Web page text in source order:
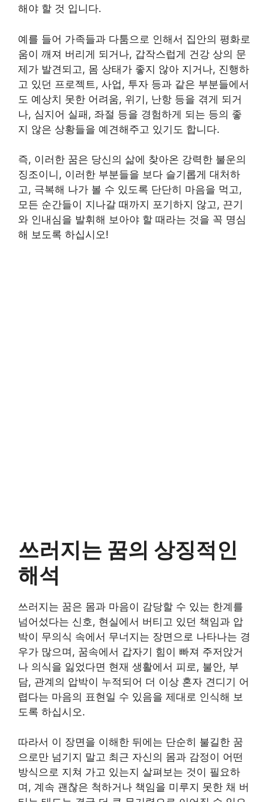
해야 할 것 입니다.
예를 들어 가족들과 다툼으로 인해서 집안의 평화로
움이 깨져 버리게 되거나, 갑작스럽게 건강 상의 문
제가 발견되고, 몸 상태가 좋지 않아 지거나, 진행하
고 있던 프로젝트, 사업, 투자 등과 같은 부분들에서
도 예상치 못한 어려움, 위기, 난항 등을 겪게 되거
나, 심지어 실패, 좌절 등을 경험하게 되는 등의 좋
지 않은 상황들을 예견해주고 있기도 합니다.
즉, 이러한 꿈은 당신의 삶에 찾아온 강력한 불운의
징조이니, 이러한 부분들을 보다 슬기롭게 대처하
고, 극복해 나가 볼 수 있도록 단단히 마음을 먹고,
모든 순간들이 지나갈 때까지 포기하지 않고, 끈기
와 인내심을 발휘해 보아야 할 때라는 것을 꼭 명심
해 보도록 하십시오!
쓰러지는 꿈의 상징적인
해석
쓰러지는 꿈은 몸과 마음이 감당할 수 있는 한계를
넘어섰다는 신호, 현실에서 버티고 있던 책임과 압
박이 무의식 속에서 무너지는 장면으로 나타나는 경
우가 많으며, 꿈속에서 갑자기 힘이 빠져 주저앉거
나 의식을 잃었다면 현재 생활에서 피로, 불안, 부
담, 관계의 압박이 누적되어 더 이상 혼자 견디기 어
렵다는 마음의 표현일 수 있음을 제대로 인식해 보
도록 하십시오.
따라서 이 장면을 이해한 뒤에는 단순히 불길한 꿈
으로만 넘기지 말고 최근 자신의 몸과 감정이 어떤
방식으로 지쳐 가고 있는지 살펴보는 것이 필요하
며, 계속 괜찮은 척하거나 책임을 미루지 못한 채 버